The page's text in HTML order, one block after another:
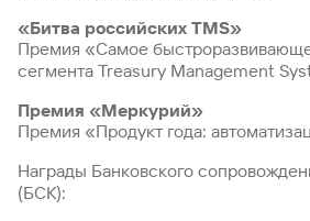
«Битва российских TMS»
Премия «Самое
сегмента Treasury Management
Премия «Меркурий»
Премия «Продукт года:
Награды Банковского
(БСК):